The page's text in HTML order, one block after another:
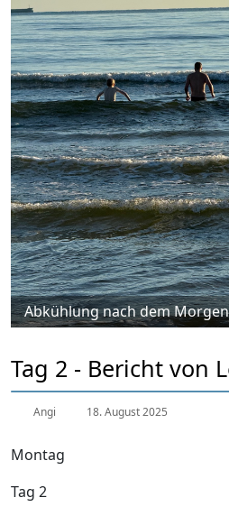
Abkühlung nach dem
Tag 2 - Bericht von
Angi 18. August 2025
Montag
Tag 2